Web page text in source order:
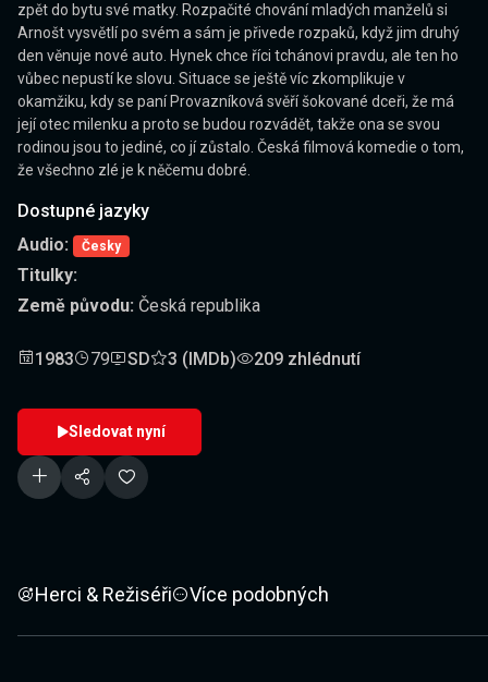
zpět do bytu své matky. Rozpačité chování mladých manželů si
Arnošt vysvětlí po svém a sám je přivede rozpaků, když jim druhý
den věnuje nové auto. Hynek chce říci tchánovi pravdu, ale ten ho
vůbec nepustí ke slovu. Situace se ještě víc zkomplikuje v
okamžiku, kdy se paní Provazníková svěří šokované dceři, že má
její otec milenku a proto se budou rozvádět, takže ona se svou
rodinou jsou to jediné, co jí zůstalo. Česká filmová komedie o tom,
že všechno zlé je k něčemu dobré.
Dostupné jazyky
Audio:
Česky
Titulky:
Země původu: Česká republika
1983 79 SD 3 (IMDb) 209 zhlédnutí
Sledovat nyní
Herci & Režiséři Více podobných